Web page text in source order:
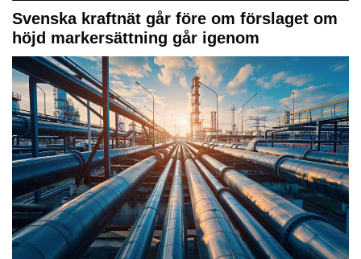
Svenska kraftnät går före om förslaget om
höjd markersättning går igenom